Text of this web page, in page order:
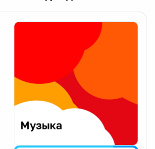
Апатиты
Екатеринбург
Калининград
Калуга